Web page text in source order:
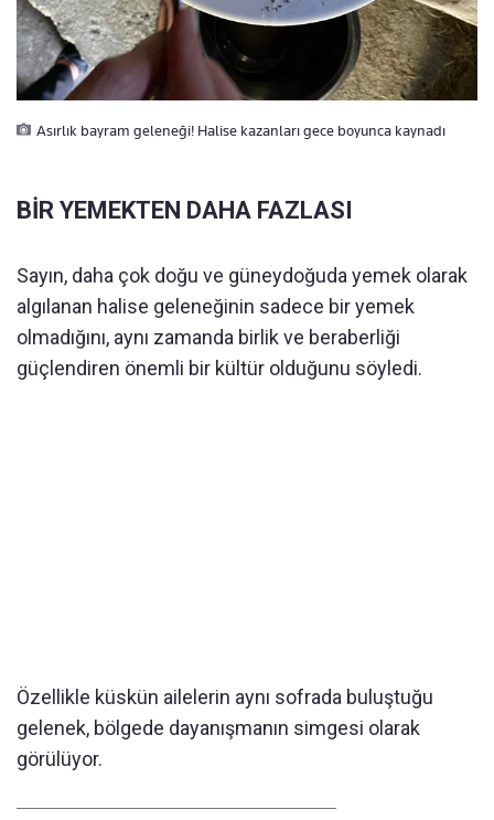
Asırlık bayram geleneği! Halise kazanları gece boyunca kaynadı
BİR YEMEKTEN DAHA FAZLASI
Sayın, daha çok doğu ve güneydoğuda yemek olarak
algılanan halise geleneğinin sadece bir yemek
olmadığını, aynı zamanda birlik ve beraberliği
güçlendiren önemli bir kültür olduğunu söyledi.
Özellikle küskün ailelerin aynı sofrada buluştuğu
gelenek, bölgede dayanışmanın simgesi olarak
görülüyor.